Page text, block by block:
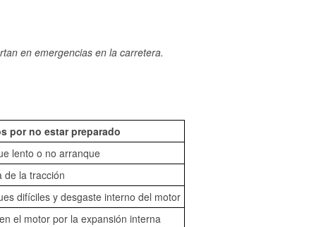
en emergencias en la carretera.
por no estar preparado
lento o no arranque
de la tracción
difíciles y desgaste interno del motor
el motor por la expansión interna